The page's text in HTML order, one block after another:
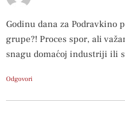
Godinu dana za Podravkino
grupe?! Proces spor, ali
snagu domaćoj industriji ili
Odgovori